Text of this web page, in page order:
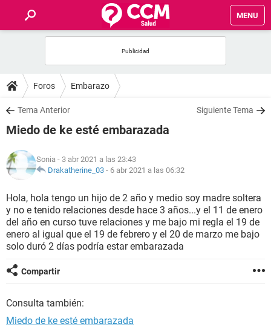
MENU
FOROS
SALUD
NUTRICIÓN
BIENESTAR
SEXUALIDAD
GLOSARIO
Foros Embarazo
Tema Anterior Siguiente Tema
Miedo de ke esté embarazada
Sonia - 3 abr 2021 a las 23:43
Drakatherine_03 - 6 abr 2021 a las 06:32
Hola, hola tengo un hijo de 2 año y medio soy madre soltera
y no e tenido relaciones desde hace 3 años...y el 11 de enero
del año en curso tuve relaciones y me bajo mi regla el 19 de
enero al igual que el 19 de febrero y el 20 de marzo me bajo
solo duró 2 días podría estar embarazada
Compartir
Consulta también:
Miedo de ke esté embarazada